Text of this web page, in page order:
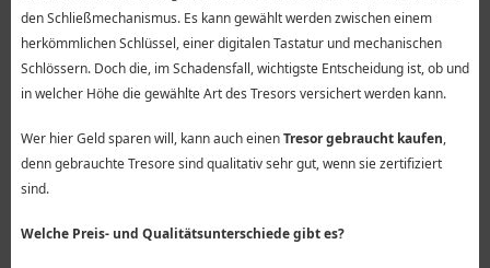
den Schließmechanismus. Es kann gewählt werden zwischen einem
herkömmlichen Schlüssel, einer digitalen Tastatur und mechanischen
Schlössern. Doch die, im Schadensfall, wichtigste Entscheidung ist, ob und
in welcher Höhe die gewählte Art des Tresors versichert werden kann.
Wer hier Geld sparen will, kann auch einenTresor gebraucht kaufen,
denn gebrauchte Tresore sind qualitativ sehr gut, wenn sie zertifiziert
sind.
Welche Preis- und Qualitätsunterschiede gibt es?